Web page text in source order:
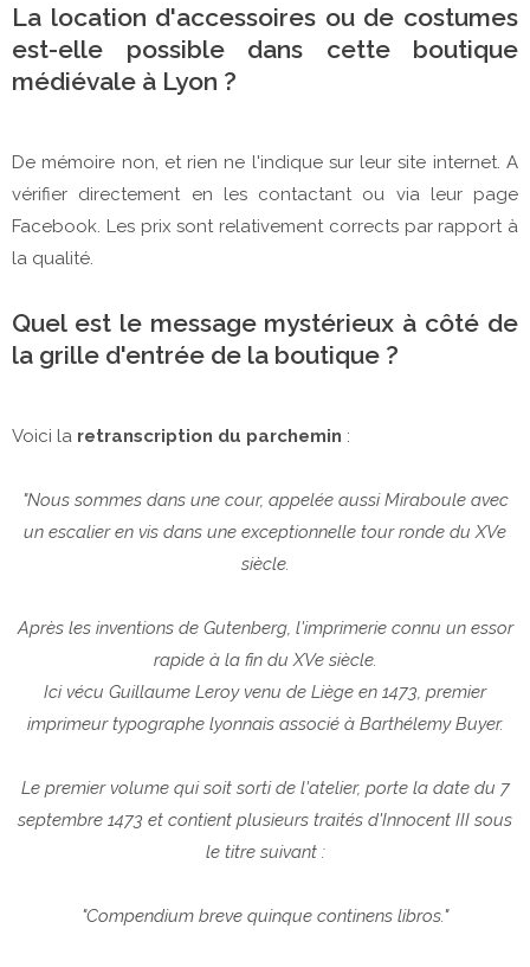
La location d'accessoires ou de costumes
est-elle possible dans cette boutique
médiévale à Lyon ?
De mémoire non, et rien ne l'indique sur leur site internet. A
vérifier directement en les contactant ou via leur page
Facebook. Les prix sont relativement corrects par rapport à
la qualité.
Quel est le message mystérieux à côté de
la grille d'entrée de la boutique ?
Voici la retranscription du parchemin :
"Nous sommes dans une cour, appelée aussi Miraboule avec
un escalier en vis dans une exceptionnelle tour ronde du XVe
siècle.
Après les inventions de Gutenberg, l'imprimerie connu un essor
rapide à la fin du XVe siècle.
Ici vécu Guillaume Leroy venu de Liège en 1473, premier
imprimeur typographe lyonnais associé à Barthélemy Buyer.
Le premier volume qui soit sorti de l'atelier, porte la date du 7
septembre 1473 et contient plusieurs traités d'Innocent III sous
le titre suivant :
"Compendium breve quinque continens libros."